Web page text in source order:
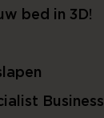
bed in 3D!
Business